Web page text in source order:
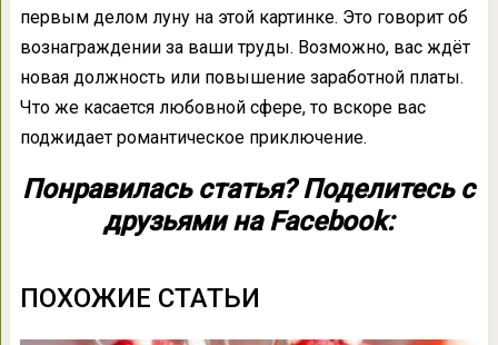
первым делом луну на этой картинке. Это говорит об
вознаграждении за ваши труды. Возможно, вас ждёт
новая должность или повышение заработной платы.
Что же касается любовной сфере, то вскоре вас
поджидает романтическое приключение.
Понравилась статья? Поделитесь с
друзьями на Facebook:
ПОХОЖИЕ СТАТЬИ